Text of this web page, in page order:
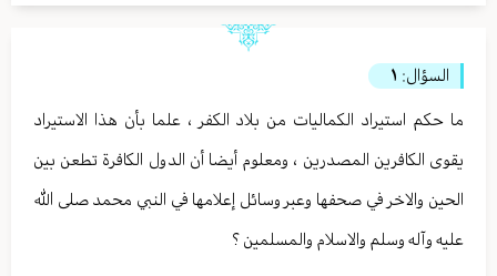
السؤال: ١
ما حكم استيراد الكماليات من بلاد الكفر ، علما بأن هذا الاستيراد
يقوى الكافرين المصدرين ، ومعلوم أيضا أن الدول الكافرة تطعن بين
الحين والاخر في صحفها وعبر وسائل إعلامها في النبي محمد صلى الله
عليه وآله وسلم والاسلام والمسلمين ؟